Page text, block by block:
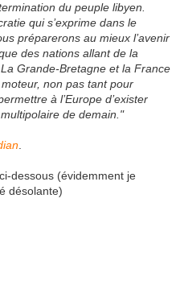
du peuple libyen.
qui s’exprime dans le
préparerons au mieux l’avenir
des nations allant de la
Grande-Bretagne et la France
non pas tant pour
à l’Europe d’exister
de demain."
dessous (évidemment je
désolante)